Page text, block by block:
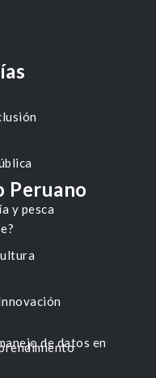
y pesca
Peruano
de datos en